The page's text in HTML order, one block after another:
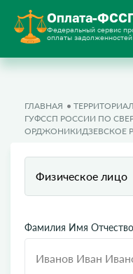
Оплата-
Федеральный сервис
оплаты
ГЛАВНАЯ
ГУФССП РОССИИ ПО
ОРДЖОНИКИДЗЕВСКОЕ
Физическое лицо
Фамилия Имя Отчество